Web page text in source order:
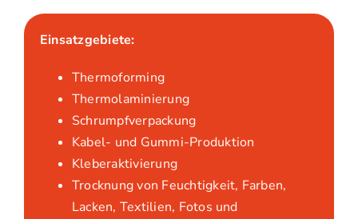
Einsatzgebiete:
Thermoforming
Thermolaminierung
Schrumpfverpackung
Kabel- und Gummi-Produktion
Kleberaktivierung
Trocknung von Feuchtigkeit, Farben,
Lacken, Textilien, Fotos und